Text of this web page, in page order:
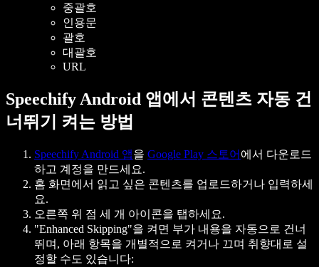
중괄호
인용문
괄호
대괄호
URL
Speechify Android 앱에서 콘텐츠 자동 건
너뛰기 켜는 방법
Speechify Android 앱을 Google Play 스토어 에서 다운로드
하고 계정을 만드세요.
홈 화면에서 읽고 싶은 콘텐츠를 업로드하거나 입력하세
요.
오른쪽 위 점 세 개 아이콘을 탭하세요.
"Enhanced Skipping"을 켜면 부가 내용을 자동으로 건너
뛰며, 아래 항목을 개별적으로 켜거나 끄며 취향대로 설
정할 수도 있습니다: